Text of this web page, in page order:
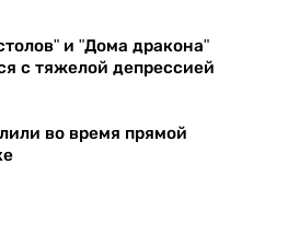
и "Дома дракона"
с тяжелой депрессией
во время прямой